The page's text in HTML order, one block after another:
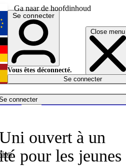
Ga naar de hoofdinhoud
Close menu
connecter
English
Deutsch
Español
Se connecter
Vous êtes déconnecté.
Se connecter
ouvert à un
pour les jeunes